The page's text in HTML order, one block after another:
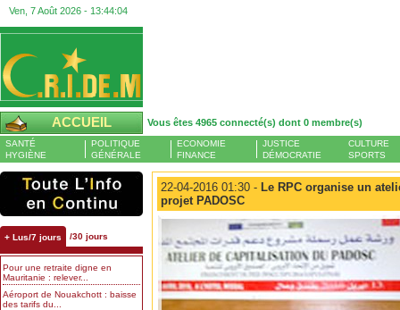
Ven, 7 Août 2026 - 13:44:05
ACCUEIL Vous êtes 4965 connecté(s) dont 0 membre(s)
SANTÉ
HYGIÈNE
POLITIQUE
GÉNÉRALE
ECONOMIE
FINANCE
JUSTICE
DÉMOCRATIE
CULTURE
SPORTS
+ Lus/7 jours /30 jours
Pour une retraite digne en
Mauritanie : relever...
Aéroport de Nouakchott : baisse
des tarifs du...
22-04-2016 01:30 - Le RPC organise un
projet PADOSC